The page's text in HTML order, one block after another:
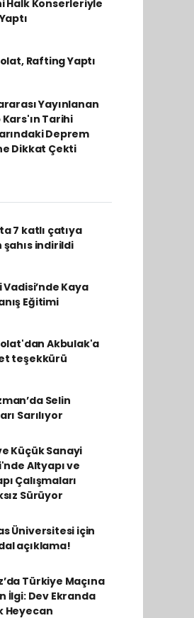
Halk Konserleriyle
Rafting Yaptı
Yayınlanan
Tarihi
Deprem
Dikkat Çekti
7 katlı çatıya
şahıs indirildi
Vadisi’nde Kaya
Eğitimi
Akbulak'a
teşekkürü
Selin
Sarılıyor
Küçük Sanayi
Altyapı ve
Çalışmaları
Sürüyor
Üniversitesi için
açıklama!
Türkiye Maçına
İlgi: Dev Ekranda
Heyecan